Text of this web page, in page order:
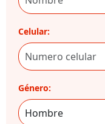
Celular:
Género: